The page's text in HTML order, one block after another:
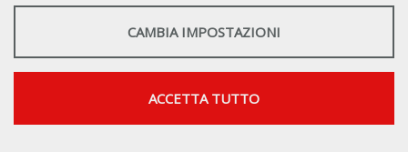
STATISTICHE
Mostra maggiori informazioni
Google Analytics
CAMBIA IMPOSTAZIONI
ACCETTA TUTTO